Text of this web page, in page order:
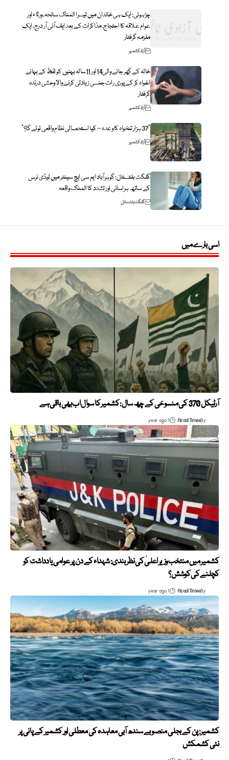
چڑہوئی: ایک ہی خاندان میں تیسرا المناک سانحہ، ورثاء اور
عوام علاقہ کا احتجاج، مذاکرات کے بعد ایف آئی آر درج، ایک
ملزمہ گرفتار
آزاد کشمیر
خالہ کے گھر جانے والی14 اور 11سالہ بہنوں کو لفظ کے بہانے
اغواہ کر کے پوری رات جنسی زیادتی کرنے والا وحشی درندہ
گرفتار
آزاد کشمیر
“37 ہزار تنخواہ کا وعدہ – کیا استحصالی نظام واقعی ٹوٹے گا؟”
آزاد کشمیر
گلگت بلتستان: گوہرآباد ایم سی ایچ سینٹر میں لیڈی نرس
کے ساتھ ہراسانی اور تشدد کا المناک واقعہ
گلگت بلتستان
اسی بارے میں
آرٹیکل 370 کی منسوخی کے چھ سال: کشمیر کا سوال اب بھی باقی ہے
By
Azadi Times
1 year ago
کشمیر میں منتخب وزیر اعلیٰ کی نظر بندی: شہداء کے دن پر عوامی یادداشت کو
کچلنے کی کوشش؟
By
Azadi Times
1 year ago
کشمیر: پن کے بجلی منصوبے سندھ آبی معاہدہ کی معطلی اور کشمیر کے پانی پر
نئی کشمکش